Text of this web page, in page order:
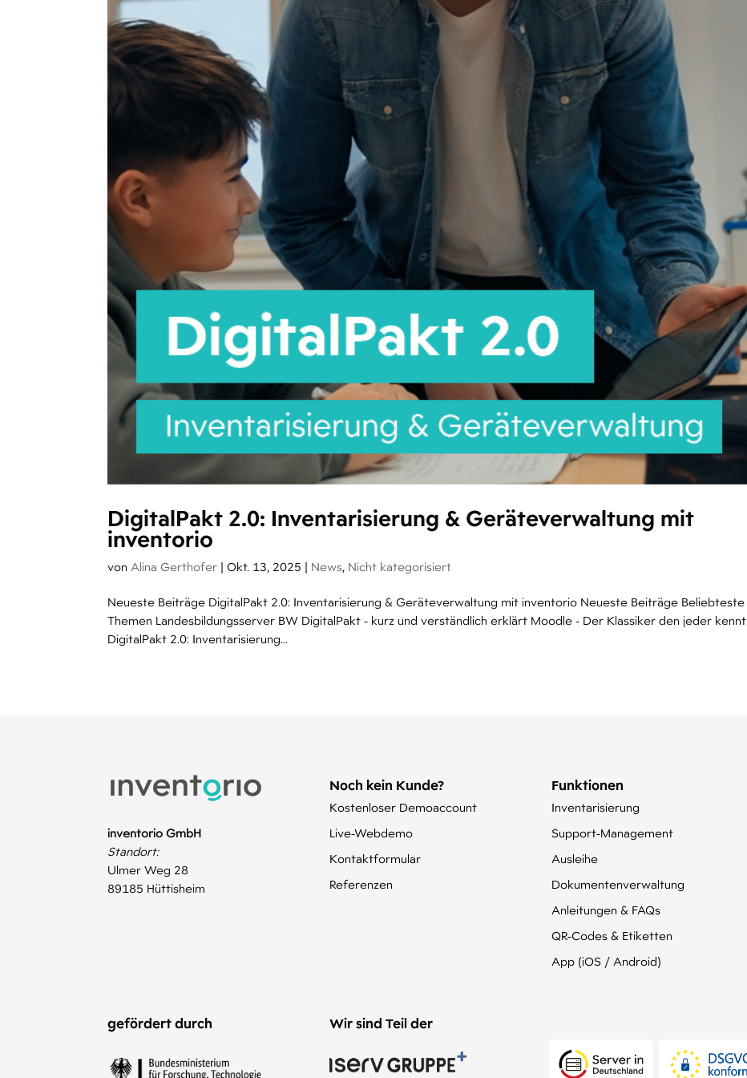
DigitalPakt 2.0: Inventarisierung & Geräteverwaltung mit
inventorio
vonAlina Gerthofer |Okt. 13, 2025 | News, Nicht kategorisiert
Neueste Beiträge DigitalPakt 2.0: Inventarisierung & Geräteverwaltung mit inventorio Neueste Beiträge Beliebteste
Themen Landesbildungsserver BW DigitalPakt - kurz und verständlich erklärt Moodle - Der Klassiker den jeder kennt
DigitalPakt 2.0: Inventarisierung...
inventorio GmbH
Standort:
Ulmer Weg 28
89185 Hüttisheim
Noch kein Kunde?
Kostenloser Demoaccount
Live-Webdemo
Kontaktformular
Referenzen
Funktionen
Inventarisierung
Support-Management
Ausleihe
Dokumentenverwaltung
Anleitungen & FAQs
QR-Codes & Etiketten
App (iOS / Android)
gefördert durch Wir sind Teil der